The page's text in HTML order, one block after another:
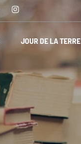
JOUR DE LA TERRE